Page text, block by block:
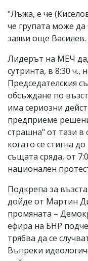
"Лъжа, е че
че групата може да
заяви още Василев.
Лидерът на МЕЧ
сутринта, в 8:30 ч.,
Председателския
обсъждане по
има сериозни
предприеме
страшна" от тази в
когато се стигна
същата сряда, от
национален
Подкрепа за
дойде от Мартин
промяната –
ефира на БНР
трябва да се
Въпреки